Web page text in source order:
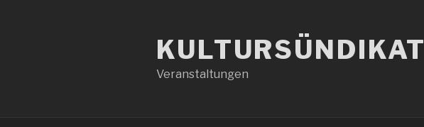
KULTURSÜNDIKAT
Veranstaltungen